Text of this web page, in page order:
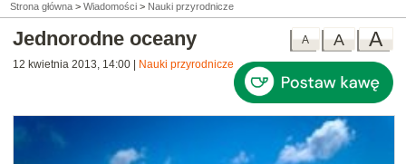
Strona główna > Wiadomości > Nauki przyrodnicze
A
A
A
Jednorodne oceany
12 kwietnia 2013, 14:00 Nauki przyrodnicze